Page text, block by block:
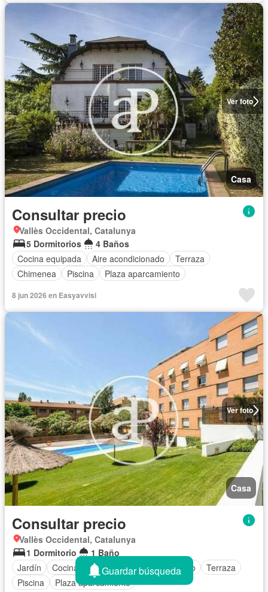
Ver foto
Casa
Consultar precio
Vallès Occidental, Catalunya
5 Dormitorios
4 Baños
Cocina equipada
Aire acondicionado
Terraza
Chimenea
Piscina Plaza aparcamiento
8 jun 2026 en Easyavvisi
Ver foto
Casa
Consultar precio
Vallès Occidental, Catalunya
1 Dormitorio
1 Baño
Jardín
Cocina equipada Cuarto de servicio
Terraza
Piscina
Plaza aparcamiento
Guardar búsqueda